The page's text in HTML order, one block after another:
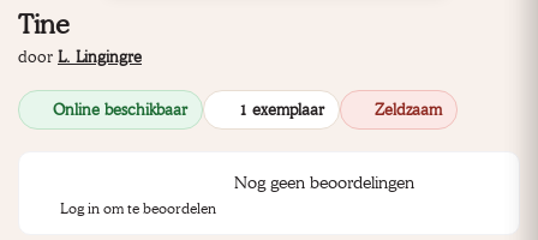
Tine
door L. Lingingre
Online beschikbaar 1 exemplaar Zeldzaam
Nog geen beoordelingen
Log in om te beoordelen